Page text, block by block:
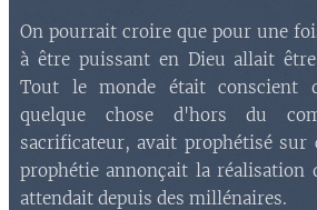
On pourrait croire que pour une
à être puissant en Dieu allait
Tout le monde était conscient
quelque chose d'hors du
sacrificateur, avait prophétisé
prophétie annonçait la réalisation
attendait depuis des millénaires.